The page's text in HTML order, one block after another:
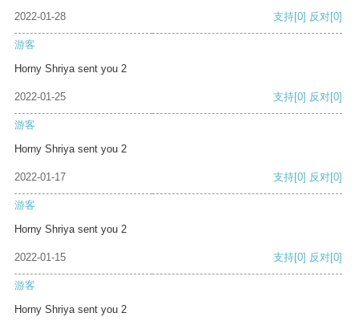
2022-01-28 支持[0] 反对[0]
游客
Horny Shriya sent you 2
2022-01-25 支持[0] 反对[0]
游客
Horny Shriya sent you 2
2022-01-17 支持[0] 反对[0]
游客
Horny Shriya sent you 2
2022-01-15 支持[0] 反对[0]
游客
Horny Shriya sent you 2